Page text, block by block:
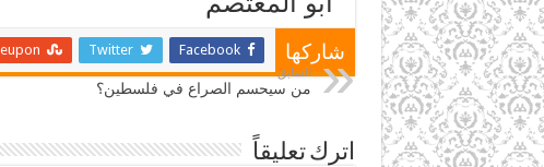
شاركها Facebook
Twitter
السابق
من سيحسم الصراع في فلسطين؟
اترك تعليقاً